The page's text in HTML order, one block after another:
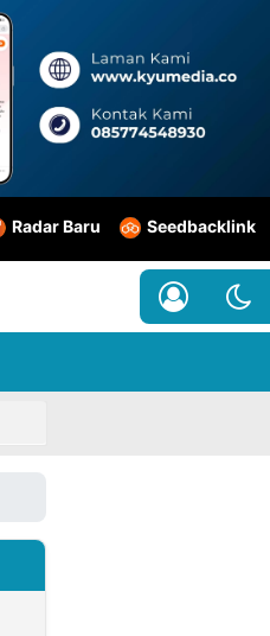
Radar Baru Seedbacklink